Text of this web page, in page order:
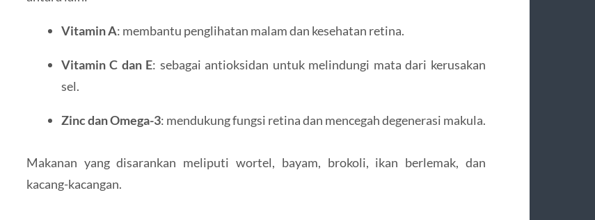
Vitamin A: membantu penglihatan malam dan kesehatan retina.
Vitamin C dan E: sebagai antioksidan untuk melindungi mata dari kerusakan
sel.
Zinc dan Omega-3: mendukung fungsi retina dan mencegah degenerasi makula.
Makanan yang disarankan meliputi wortel, bayam, brokoli, ikan berlemak, dan
kacang-kacangan.